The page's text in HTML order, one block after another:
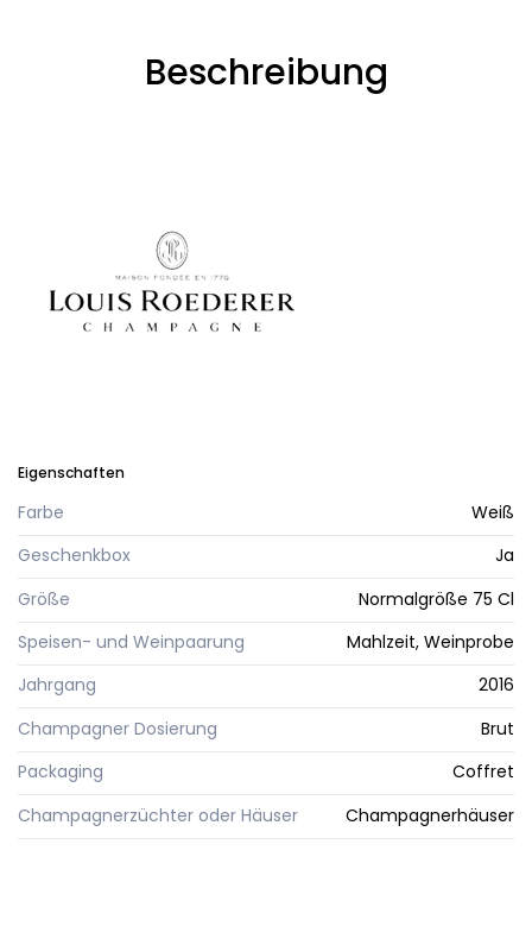
Beschreibung
Eigenschaften
Farbe
Weiß
Geschenkbox
Ja
Größe
Normalgröße 75 Cl
Speisen- und Weinpaarung
Mahlzeit, Weinprobe
Jahrgang
2016
Champagner Dosierung
Brut
Packaging
Coffret
Champagnerzüchter oder Häuser
Champagnerhäuser